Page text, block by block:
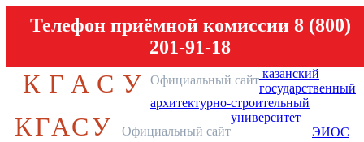
Телефон приёмной комиссии 8 (800)
201-91-18
КГАСУ Официальный сайт казанский
государственный
архитектурно-строительный
университет
КГАСУ Официальный сайт ЭИОС